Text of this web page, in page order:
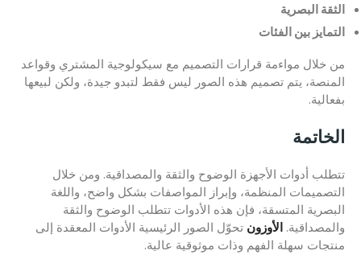
الثقة البصرية
التمايز بين الفئات
من خلال مواءمة قرارات التصميم مع سيكولوجية المشتري وقواعد
المنصة، يتم تصميم هذه الصور ليس فقط لتبدو جيدة، ولكن لبيعها
بفعالية.
الخاتمة
تتطلب أدوات الأجهزة الوضوح والثقة والمصداقية. ومن خلال
التصميمات المنظمة، وإبراز المواصفات بشكل واضح، واللغة
البصرية المتسقة، فإن هذه الأدوات تتطلب الوضوح والثقة
والمصداقية. الأوزون تحوّل الصور الرئيسية الأدوات المعقدة إلى
منتجات سهلة الفهم وذات موثوقية عالية.